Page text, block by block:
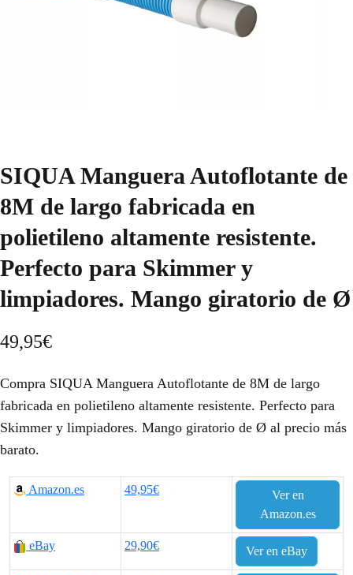
SIQUA Manguera Autoflotante de
8M de largo fabricada en
polietileno altamente resistente.
Perfecto para Skimmer y
limpiadores. Mango giratorio de Ø
49,95€
Compra SIQUA Manguera Autoflotante de 8M de largo
fabricada en polietileno altamente resistente. Perfecto para
Skimmer y limpiadores. Mango giratorio de Ø al precio más
barato.
Amazon.es 49,95€
Ver en
Amazon.es
eBay 29,90€ Ver en eBay